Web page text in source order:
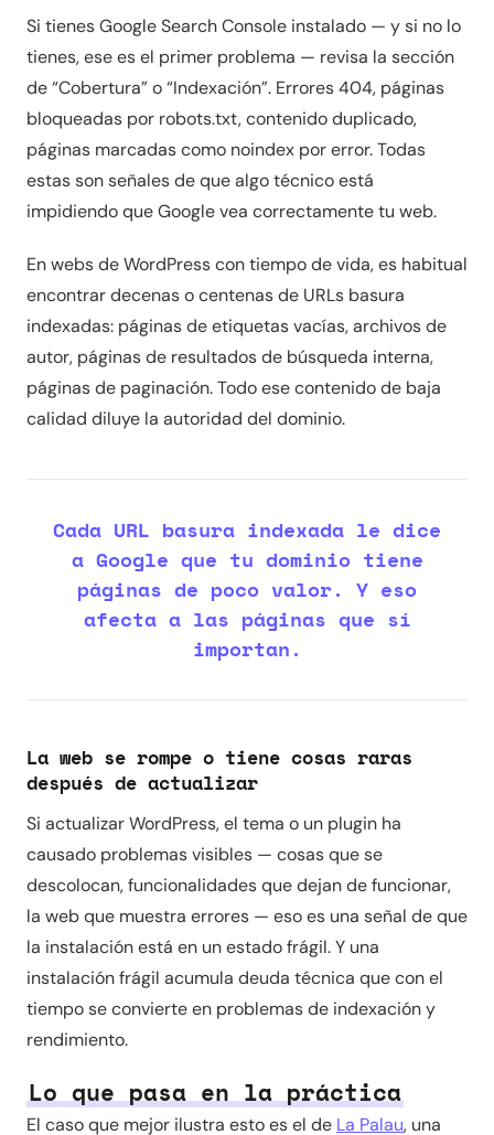
Si tienes Google Search Console instalado — y si no lo
tienes, ese es el primer problema — revisa la sección
de “Cobertura” o “Indexación”. Errores 404, páginas
bloqueadas por robots.txt, contenido duplicado,
páginas marcadas como noindex por error. Todas
estas son señales de que algo técnico está
impidiendo que Google vea correctamente tu web.
En webs de WordPress con tiempo de vida, es habitual
encontrar decenas o centenas de URLs basura
indexadas: páginas de etiquetas vacías, archivos de
autor, páginas de resultados de búsqueda interna,
páginas de paginación. Todo ese contenido de baja
calidad diluye la autoridad del dominio.
Cada URL basura indexada le dice
a Google que tu dominio tiene
páginas de poco valor. Y eso
afecta a las páginas que sí
importan.
La web se rompe o tiene cosas raras
después de actualizar
Si actualizar WordPress, el tema o un plugin ha
causado problemas visibles — cosas que se
descolocan, funcionalidades que dejan de funcionar,
la web que muestra errores — eso es una señal de que
la instalación está en un estado frágil. Y una
instalación frágil acumula deuda técnica que con el
tiempo se convierte en problemas de indexación y
rendimiento.
Lo que pasa en la práctica
El caso que mejor ilustra esto es el de La Palau, una